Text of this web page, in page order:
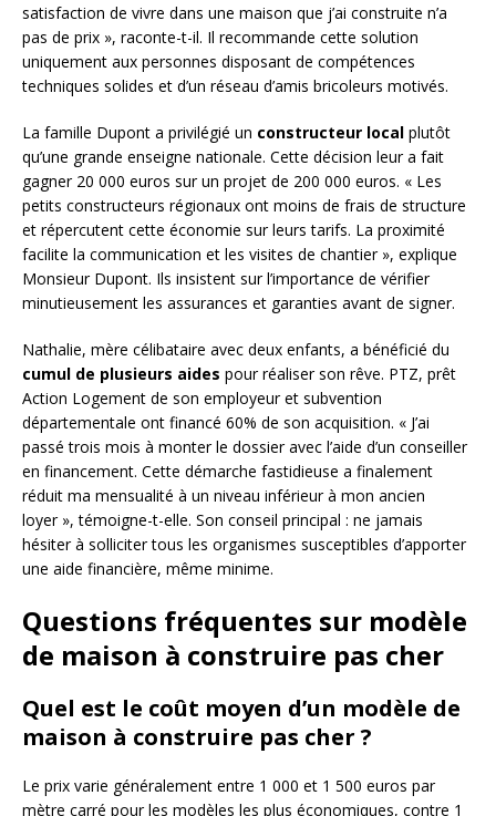
satisfaction de vivre dans une maison que j’ai construite n’a
pas de prix », raconte-t-il. Il recommande cette solution
uniquement aux personnes disposant de compétences
techniques solides et d’un réseau d’amis bricoleurs motivés.
La famille Dupont a privilégié un constructeur local plutôt
qu’une grande enseigne nationale. Cette décision leur a fait
gagner 20 000 euros sur un projet de 200 000 euros. « Les
petits constructeurs régionaux ont moins de frais de structure
et répercutent cette économie sur leurs tarifs. La proximité
facilite la communication et les visites de chantier », explique
Monsieur Dupont. Ils insistent sur l’importance de vérifier
minutieusement les assurances et garanties avant de signer.
Nathalie, mère célibataire avec deux enfants, a bénéficié du
cumul de plusieurs aides pour réaliser son rêve. PTZ, prêt
Action Logement de son employeur et subvention
départementale ont financé 60% de son acquisition. « J’ai
passé trois mois à monter le dossier avec l’aide d’un conseiller
en financement. Cette démarche fastidieuse a finalement
réduit ma mensualité à un niveau inférieur à mon ancien
loyer », témoigne-t-elle. Son conseil principal : ne jamais
hésiter à solliciter tous les organismes susceptibles d’apporter
une aide financière, même minime.
Questions fréquentes sur modèle
de maison à construire pas cher
Quel est le coût moyen d’un modèle de
maison à construire pas cher ?
Le prix varie généralement entre 1 000 et 1 500 euros par
mètre carré pour les modèles les plus économiques, contre 1